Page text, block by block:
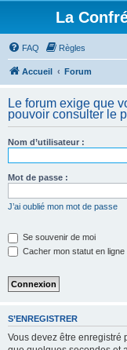
La
FAQ Règles
Accueil Forum
Le forum exige que
pouvoir consulter le
Nom d’utilisateur :
Mot de passe :
J’ai oublié mon mot de passe
Se souvenir de moi
Cacher mon statut en
S’ENREGISTRER
Vous devez être enregistré